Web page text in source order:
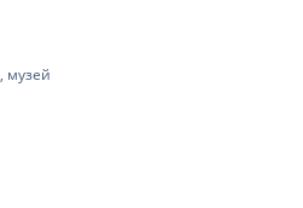
, музей